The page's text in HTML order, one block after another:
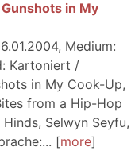
in My
Medium:
Kartoniert /
in My Cook-Up,
from a Hip-Hop
Selwyn Seyfu,
more